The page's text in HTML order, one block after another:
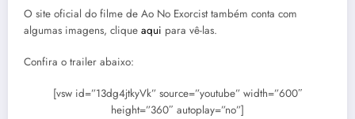
O site oficial do filme de Ao No Exorcist também conta com
algumas imagens, clique aqui para vê-las.
Confira o trailer abaixo:
[vsw id=”13dg4jtkyVk” source=”youtube” width=”600″
height=”360″ autoplay=”no”]